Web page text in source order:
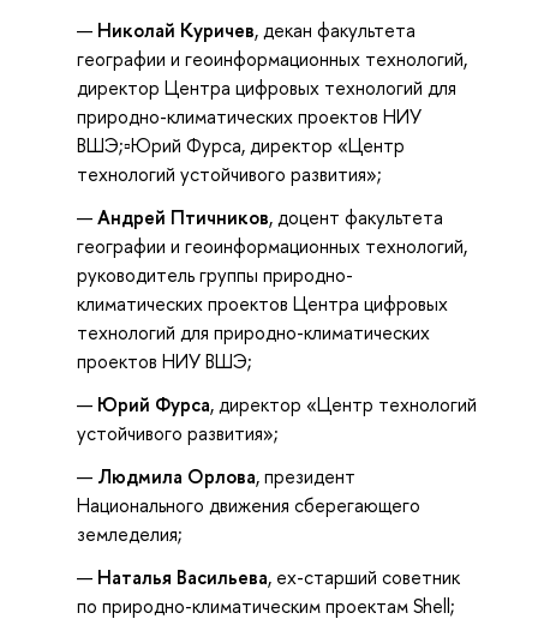
Николай Куричев, декан факультета
географии и геоинформационных технологий,
директор Центра цифровых технологий для
природно-климатических проектов НИУ
ВШЭ;▫️Юрий Фурса, директор «Центр
технологий устойчивого развития»;
Андрей Птичников, доцент факультета
географии и геоинформационных технологий,
руководитель группы природно-
климатических проектов Центра цифровых
технологий для природно-климатических
проектов НИУ ВШЭ;
Юрий Фурса, директор «Центр технологий
устойчивого развития»;
Людмила Орлова, президент
Национального движения сберегающего
земледелия;
Наталья Васильева, ex-старший советник
по природно-климатическим проектам Shell;